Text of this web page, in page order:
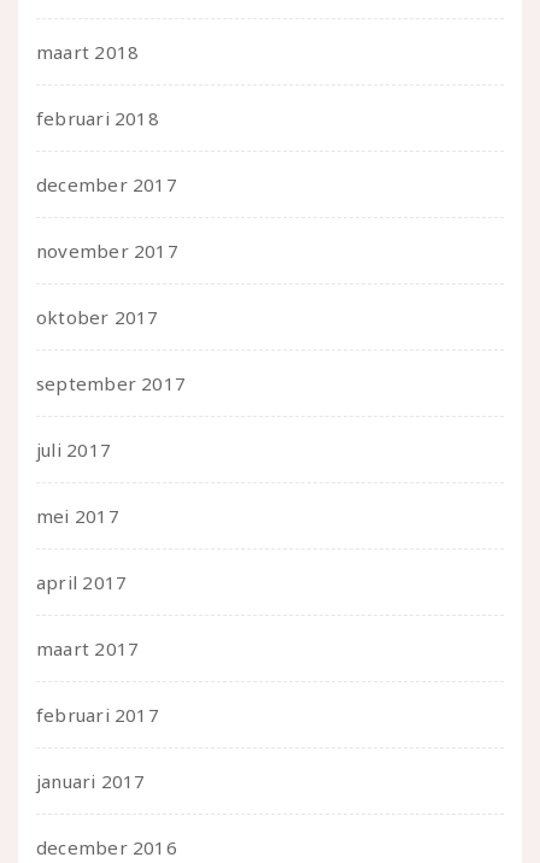
maart 2018
februari 2018
december 2017
november 2017
oktober 2017
september 2017
juli 2017
mei 2017
april 2017
maart 2017
februari 2017
januari 2017
december 2016